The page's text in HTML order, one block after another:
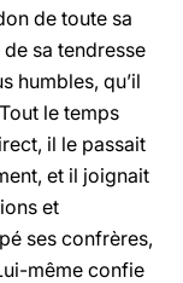
de toute sa
sa tendresse
humbles, qu’il
le temps
il le passait
et il joignait
et
ses confrères,
même confie